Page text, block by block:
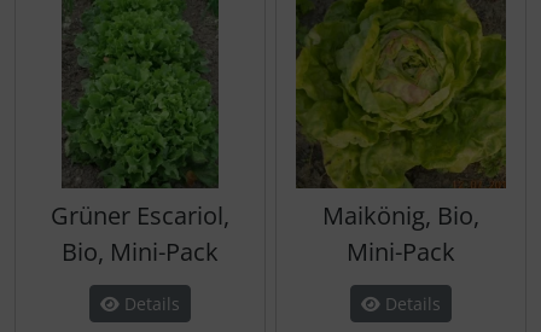
Grüner Escariol,
Bio, Mini-Pack
Details
Maikönig, Bio,
Mini-Pack
Details